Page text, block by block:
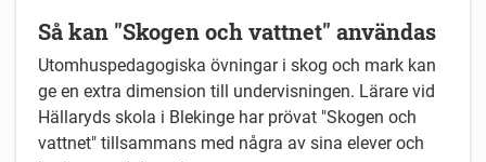
Så kan "Skogen och vattnet" användas
Utomhuspedagogiska övningar i skog och mark kan
ge en extra dimension till undervisningen. Lärare vid
Hällaryds skola i Blekinge har prövat "Skogen och
vattnet" tillsammans med några av sina elever och